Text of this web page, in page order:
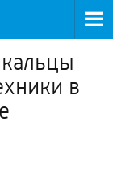
в